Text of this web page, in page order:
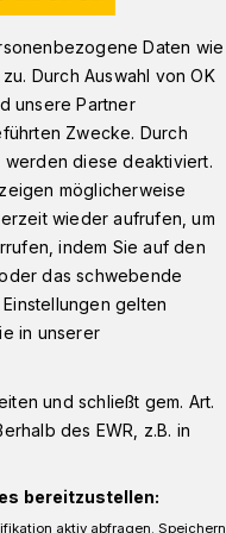
Finanzlage
Daten wie
Durch Auswahl von OK
unsere Partner
Zwecke. Durch
werden diese deaktiviert.
möglicherweise
wieder aufrufen, um
indem Sie auf den
das schwebende
gelten
in unserer
und schließt gem. Art.
des EWR, z.B. in
bereitzustellen:
aktiv abfragen. Speichern